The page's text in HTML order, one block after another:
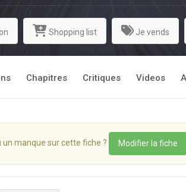
Shopping list Je vends
Chapitres Critiques Videos
un manque sur cette fiche ? Modifier la fiche